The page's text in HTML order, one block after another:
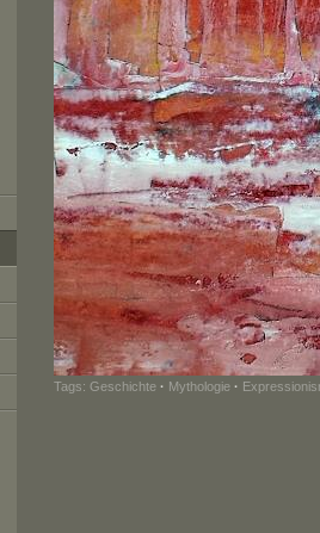
Tags: Geschichte · Mythologie ·